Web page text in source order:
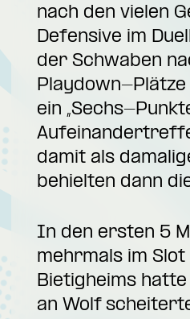
nach den vielen
Defensive im
der Schwaben
Playdown-
ein „Sechs-
damit als
behielten dann
In den ersten 5
mehrmals im
Bietigheims
an Wolf